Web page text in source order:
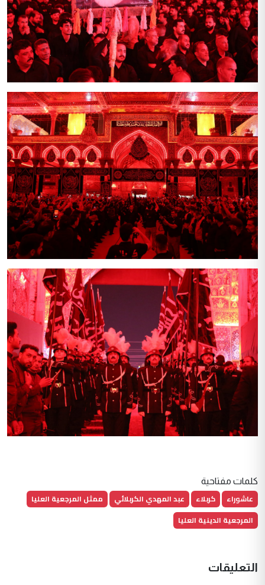
كلمات مفتاحية
عاشوراء كربلاء عبد المهدي الكربلائي
ممثل المرجعية العليا
المرجعية الدينية العليا
التعليقات